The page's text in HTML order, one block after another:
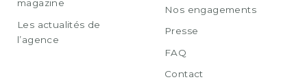
magazine
Les actualités de
l’agence
Nos engagements
Presse
FAQ
Contact